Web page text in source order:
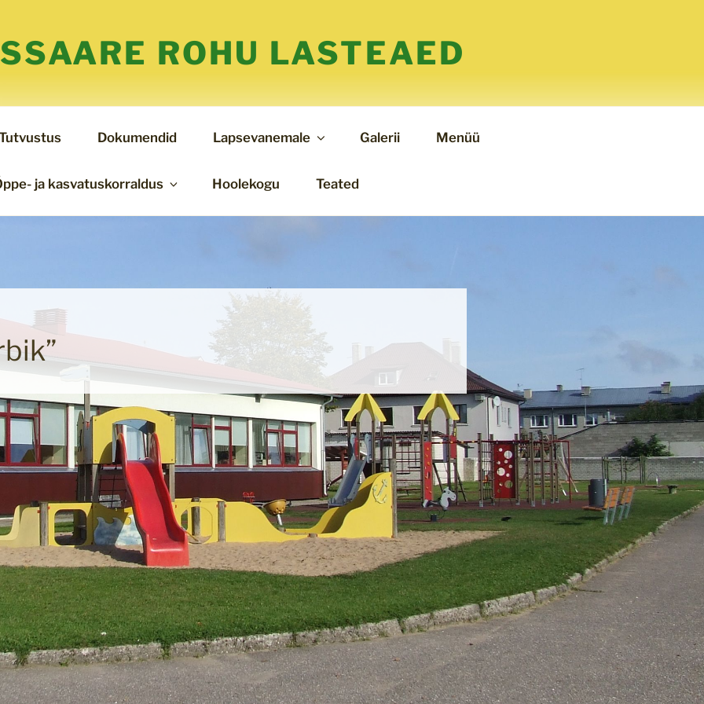
ROHU LASTEAED
Dokumendid Lapsevanemale Galerii Menüü
ja kasvatuskorraldus Hoolekogu Teated